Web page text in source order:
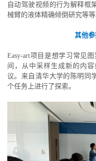
自动驾驶视频的行为解释框
械臂的液体精确倾倒研究等等
其他
Easy-art项目是想学习常见
间，从中采样生成新的内
议。来自清华大学的陈明同
个任务上进行了探索。